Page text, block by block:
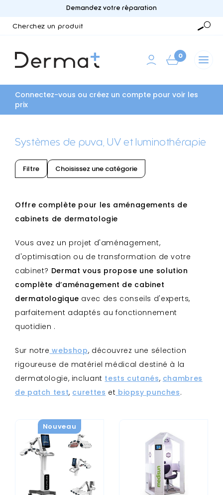
Demandez votre réparation
0
Connectez-vous ou créez un compte pour voir les
prix
Systèmes de puva, UV et luminothérapie
Filtre Choisissez une catégorie
Offre complète pour les aménagements de
cabinets de dermatologie
Vous avez un projet d'aménagement,
d'optimisation ou de transformation de votre
cabinet? Dermat vous propose une solution
complète d’aménagement de cabinet
dermatologique avec des conseils d'experts,
parfaitement adaptés au fonctionnement
quotidien .
Sur notre webshop, découvrez une sélection
rigoureuse de matériel médical destiné à la
dermatologie, incluant tests cutanés, chambres
de patch test, curettes et biopsy punches.
Nouveau